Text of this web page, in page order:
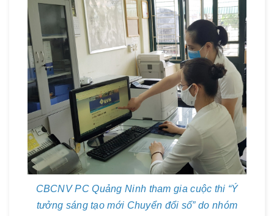
CBCNV PC Quảng Ninh tham gia cuộc thi “Ý
tưởng sáng tạo mới Chuyển đổi số” do nhóm